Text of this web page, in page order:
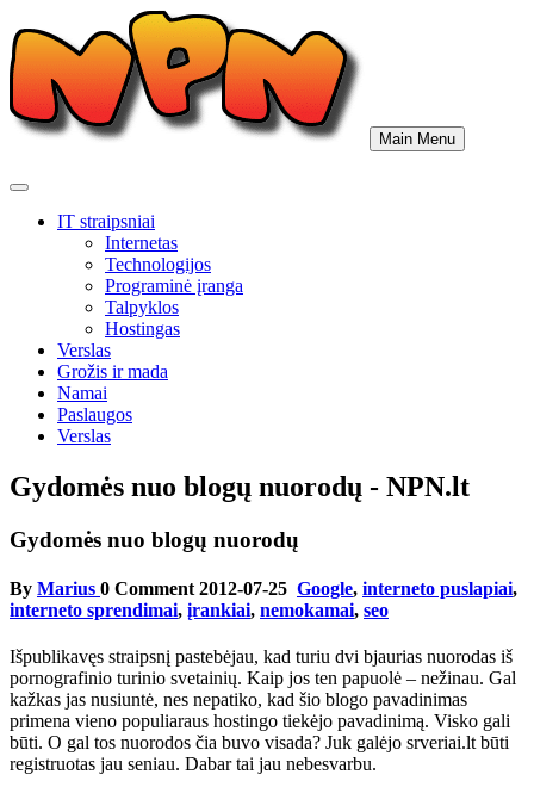
to
content
Main Menu
IT straipsniai
Internetas
Technologijos
Programinė įranga
Talpyklos
Hostingas
Verslas
Grožis ir mada
Namai
Paslaugos
Verslas
Gydomės nuo blogų nuorodų - NPN.lt
Gydomės nuo blogų nuorodų
By Marius 0 Comment 2012-07-25 Google, interneto puslapiai,
interneto sprendimai, įrankiai, nemokamai, seo
Išpublikavęs straipsnį pastebėjau, kad turiu dvi bjaurias nuorodas iš
pornografinio turinio svetainių. Kaip jos ten papuolė – nežinau. Gal
kažkas jas nusiuntė, nes nepatiko, kad šio blogo pavadinimas
primena vieno populiaraus hostingo tiekėjo pavadinimą. Visko gali
būti. O gal tos nuorodos čia buvo visada? Juk galėjo srveriai.lt būti
registruotas jau seniau. Dabar tai jau nebesvarbu.